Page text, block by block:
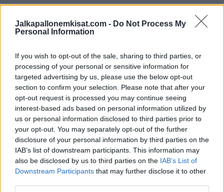
Jalkapallonemkisat.com - Do Not Process My
Personal Information
If you wish to opt-out of the sale, sharing to third parties, or
processing of your personal or sensitive information for
targeted advertising by us, please use the below opt-out
section to confirm your selection. Please note that after your
opt-out request is processed you may continue seeing
interest-based ads based on personal information utilized by
us or personal information disclosed to third parties prior to
your opt-out. You may separately opt-out of the further
disclosure of your personal information by third parties on the
IAB’s list of downstream participants. This information may
also be disclosed by us to third parties on the IAB’s List of
Downstream Participants that may further disclose it to other
Fredrik Jensen tarjoili upean passin ottelun
voittomaaliin:
https://twitter.com/ViaplayUrheilu/status/171613221578702
4871
Mikäli video ei näy, voit katsoa senViaplaynX:ssä.